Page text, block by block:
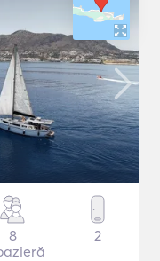
8
2